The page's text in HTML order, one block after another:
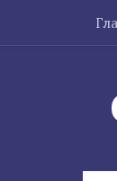
Skip to